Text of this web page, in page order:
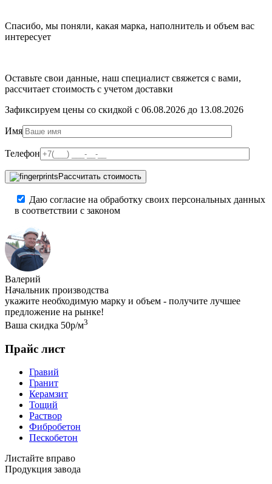
Спасибо, мы поняли, какая марка, наполнитель и объем вас
интересует
Оставьте свои данные, наш специалист свяжется с вами,
рассчитает стоимость с учетом доставки
Зафиксируем цены со скидкой с 06.08.2026 до 13.08.2026
Имя
Телефон
Рассчитать стоимость
Даю согласие на обработку своих персональных данных
в соответствии с законом
Валерий
Начальник производства
укажите необходимую марку и объем - получите лучшее
предложение на рынке!
Ваша скидка 50р/м3
Прайс лист
Гравий
Гранит
Керамзит
Тощий
Раствор
Фибробетон
Пескобетон
Листайте вправо
Продукция завода